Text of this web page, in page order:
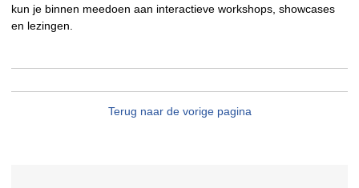
kun je binnen meedoen aan interactieve workshops, showcases
en lezingen.
Terug naar de vorige pagina